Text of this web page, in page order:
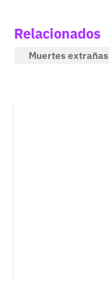
Relacionados
Muertes extrañas